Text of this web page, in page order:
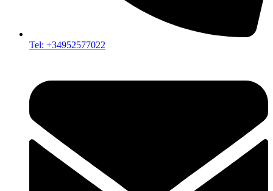
Tel: +34952577022